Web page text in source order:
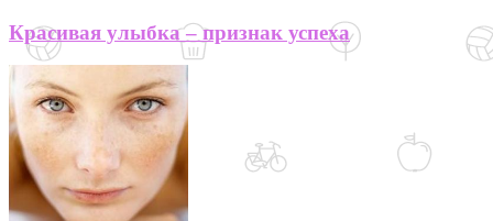
Красивая улыбка – признак успеха